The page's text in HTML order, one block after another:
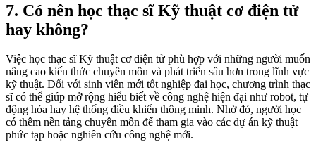
7. Có nên học thạc sĩ Kỹ thuật cơ điện tử
hay không?
Việc học thạc sĩ Kỹ thuật cơ điện tử phù hợp với những người muốn
nâng cao kiến thức chuyên môn và phát triển sâu hơn trong lĩnh vực
kỹ thuật. Đối với sinh viên mới tốt nghiệp đại học, chương trình thạc
sĩ có thể giúp mở rộng hiểu biết về công nghệ hiện đại như robot, tự
động hóa hay hệ thống điều khiển thông minh. Nhờ đó, người học
có thêm nền tảng chuyên môn để tham gia vào các dự án kỹ thuật
phức tạp hoặc nghiên cứu công nghệ mới.